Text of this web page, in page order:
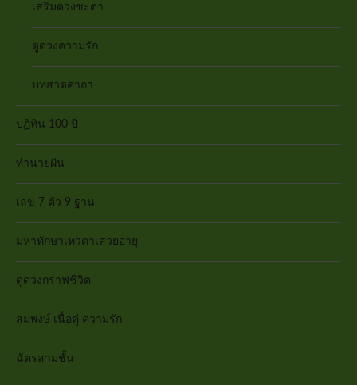
เสริมดวงชะตา
ดูดวงความรัก
บทสวดคาถา
ปฏิทิน 100 ปี
ทำนายฝัน
เลข 7 ตัว 9 ฐาน
มหาทักษาเทวดาเสวยอายุ
ดูดวงกราฟชีวิต
สมพงษ์ เนื้อคู่ ความรัก
ฉัตรสามชั้น